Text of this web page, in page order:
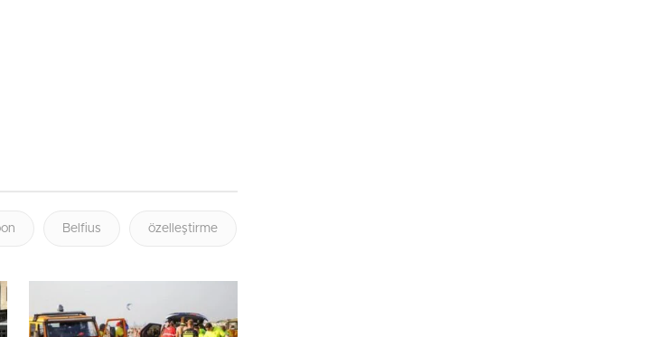
Belfius özelleştirme